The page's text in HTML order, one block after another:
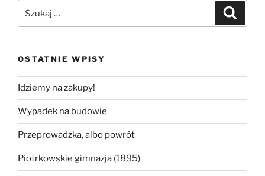
OSTATNIE WPISY
Idziemy na zakupy!
Wypadek na budowie
Przeprowadzka, albo powrót
Piotrkowskie gimnazja (1895)